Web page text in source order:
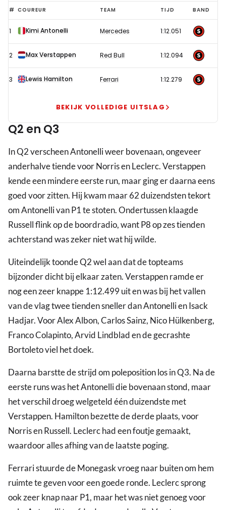
Magistrale
Verstappen
grijpt
nipt
pole
# COUREUR TEAM TIJD BAND
1 Kimi Antonelli Mercedes 1:12.051
2 Max Verstappen Red Bull 1:12.094
3 Lewis Hamilton Ferrari 1:12.279
BEKIJK VOLLEDIGE UITSLAG
Q2 en Q3
In Q2 verscheen Antonelli weer bovenaan, ongeveer
anderhalve tiende voor Norris en Leclerc. Verstappen
kende een mindere eerste run, maar ging er daarna eens
goed voor zitten. Hij kwam maar 62 duizendsten tekort
om Antonelli van P1 te stoten. Ondertussen klaagde
Russell flink op de boordradio, want P8 op zes tienden
achterstand was zeker niet wat hij wilde.
Uiteindelijk toonde Q2 wel aan dat de topteams
bijzonder dicht bij elkaar zaten. Verstappen ramde er
nog een zeer knappe 1:12.499 uit en was bij het vallen
van de vlag twee tienden sneller dan Antonelli en Isack
Hadjar. Voor Alex Albon, Carlos Sainz, Nico Hülkenberg,
Franco Colapinto, Arvid Lindblad en de gecrashte
Bortoleto viel het doek.
Daarna barstte de strijd om poleposition los in Q3. Na de
eerste runs was het Antonelli die bovenaan stond, maar
het verschil droeg welgeteld één duizendste met
Verstappen. Hamilton bezette de derde plaats, voor
Norris en Russell. Leclerc had een foutje gemaakt,
waardoor alles afhing van de laatste poging.
Ferrari stuurde de Monegask vroeg naar buiten om hem
ruimte te geven voor een goede ronde. Leclerc sprong
ook zeer knap naar P1, maar het was niet genoeg voor